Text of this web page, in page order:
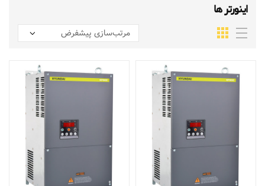
اینورتر ها